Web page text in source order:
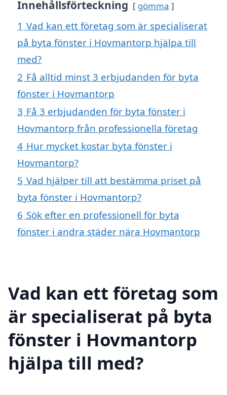
Innehållsförteckning gömma
1 Vad kan ett företag som är specialiserat
på byta fönster i Hovmantorp hjälpa till
med?
2 Få alltid minst 3 erbjudanden för byta
fönster i Hovmantorp
3 Få 3 erbjudanden för byta fönster i
Hovmantorp från professionella företag
4 Hur mycket kostar byta fönster i
Hovmantorp?
5 Vad hjälper till att bestämma priset på
byta fönster i Hovmantorp?
6 Sök efter en professionell för byta
fönster i andra städer nära Hovmantorp
Vad kan ett företag som
är specialiserat på byta
fönster i Hovmantorp
hjälpa till med?